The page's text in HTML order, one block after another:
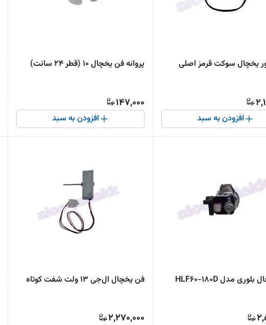
یخچال سوکت قرمز اصلی
افزودن به سبد
پروانه فن یخچال 10 (قطر 24 سانت)
147,000
افزودن به سبد
فن یخچال بلوری مدل HLF60-180D
فن یخچال ال‌جی 13 ولت شفت کوتاه
2,270,000